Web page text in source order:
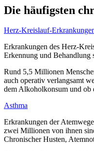
Die häufigsten
Herz-Kreislauf-
Erkrankungen des Herz-
Erkennung und Behandlung
Rund 5,5 Millionen
auch operativ verlangsamt
dem Alkoholkonsum und ob
Asthma
Erkrankungen der
zwei Millionen von ihnen
Chronischer Husten,